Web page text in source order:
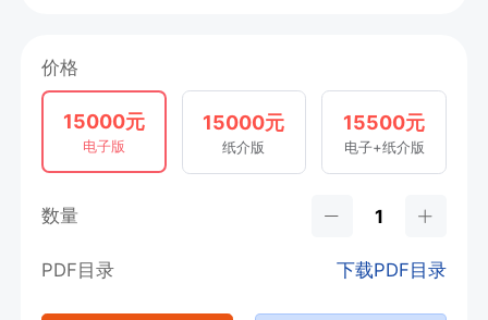
价格
15000元
电子版
15000元
纸介版
15500元
电子+纸介版
数量
PDF目录 下载PDF目录